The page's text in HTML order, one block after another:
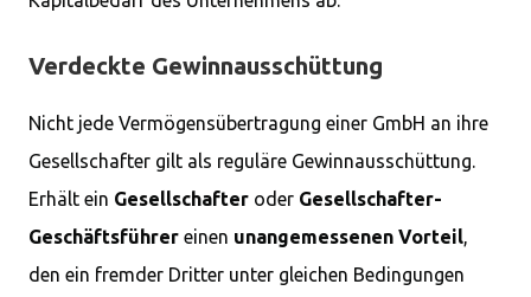
Verdeckte Gewinnausschüttung
Nicht jede Vermögensübertragung einer GmbH an ihre
Gesellschafter gilt als reguläre Gewinnausschüttung.
Erhält ein Gesellschafter oder Gesellschafter-
Geschäftsführer einen unangemessenen Vorteil,
den ein fremder Dritter unter gleichen Bedingungen